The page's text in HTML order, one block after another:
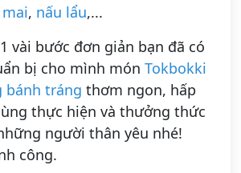
, nấu lẩu,...
vài bước đơn giản bạn đã có
bị cho mình món Tokbokki
bánh tráng thơm ngon, hấp
thực hiện và thưởng thức
người thân yêu nhé!
công.